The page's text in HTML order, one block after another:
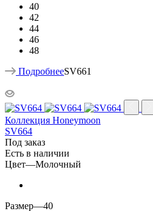
40
42
44
46
48
ПодробнееSV661
Коллекция Honeymoon
SV664
Под заказ
Есть в наличии
Цвет—Молочный
Размер—40